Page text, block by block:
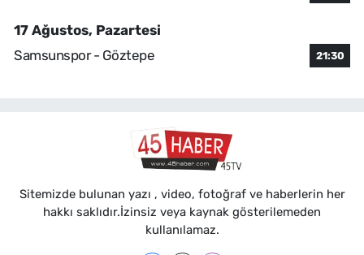
17 Ağustos, Pazartesi
Samsunspor - Göztepe
21:30
Sitemizde bulunan yazı , video, fotoğraf ve haberlerin her
hakkı saklıdır.İzinsiz veya kaynak gösterilemeden
kullanılamaz.